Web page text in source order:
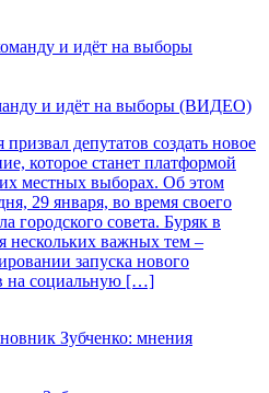
и идёт на выборы (ВИДЕО)
депутатов создать новое
которое станет платформой
местных выборах. Об этом
29 января, во время своего
городского совета. Буряк в
нескольких важных тем –
запуска нового
на социальную […]